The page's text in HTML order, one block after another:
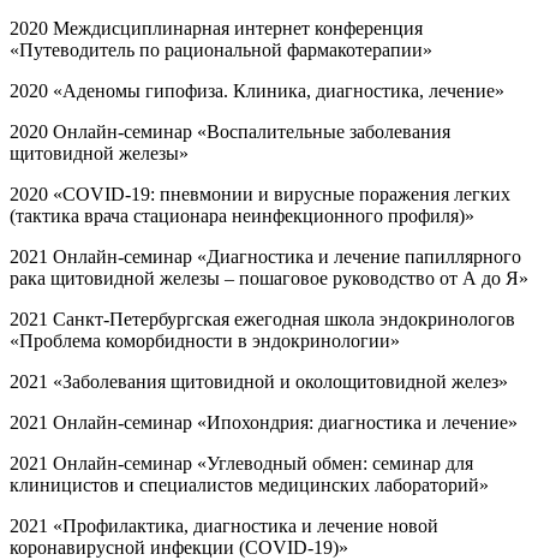
2020 Междисциплинарная интернет конференция
«Путеводитель по рациональной фармакотерапии»
2020 «Аденомы гипофиза. Клиника, диагностика, лечение»
2020 Онлайн-семинар «Воспалительные заболевания
щитовидной железы»
2020 «COVID-19: пневмонии и вирусные поражения легких
(тактика врача стационара неинфекционного профиля)»
2021 Онлайн-семинар «Диагностика и лечение папиллярного
рака щитовидной железы – пошаговое руководство от А до Я»
2021 Санкт-Петербургская ежегодная школа эндокринологов
«Проблема коморбидности в эндокринологии»
2021 «Заболевания щитовидной и околощитовидной желез»
2021 Онлайн-семинар «Ипохондрия: диагностика и лечение»
2021 Онлайн-семинар «Углеводный обмен: семинар для
клиницистов и специалистов медицинских лабораторий»
2021 «Профилактика, диагностика и лечение новой
коронавирусной инфекции (COVID-19)»